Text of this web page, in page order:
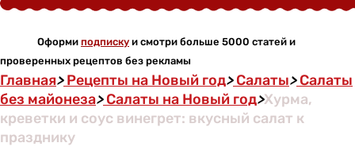
Оформи подписку и смотри больше 5000 статей и
проверенных рецептов без рекламы
Главная>Рецепты на Новый год>Салаты>Салаты
без майонеза>Салаты на Новый год>Хурма,
креветки и соус винегрет: вкусный салат к
празднику